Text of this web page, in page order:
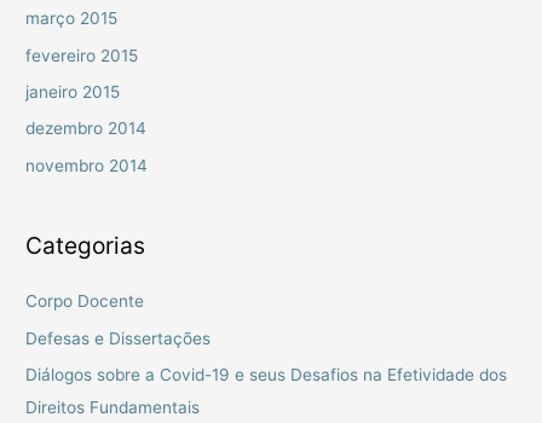
março 2015
fevereiro 2015
janeiro 2015
dezembro 2014
novembro 2014
Categorias
Corpo Docente
Defesas e Dissertações
Diálogos sobre a Covid-19 e seus Desafios na Efetividade dos
Direitos Fundamentais